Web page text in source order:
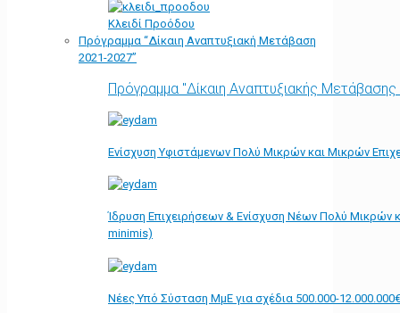
Κλειδί Προόδου
Πρόγραμμα “Δίκαιη Αναπτυξιακή Μετάβαση
2021-2027”
Πρόγραμμα "Δίκαιη Αναπτυξιακής
Ενίσχυση Υφιστάμενων Πολύ Μικρών και Μικρών
Ίδρυση Επιχειρήσεων & Ενίσχυση Νέων Πολύ Μικρών
minimis)
Νέες Υπό Σύσταση ΜμΕ για σχέδια 500.000-